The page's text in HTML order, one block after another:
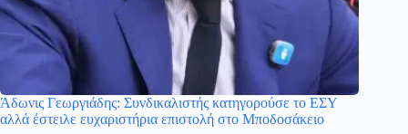
Άδωνις Γεωργιάδης: Συνδικαλιστής κατηγορούσε το ΕΣΥ
αλλά έστειλε ευχαριστήρια επιστολή στο Μποδοσάκειο